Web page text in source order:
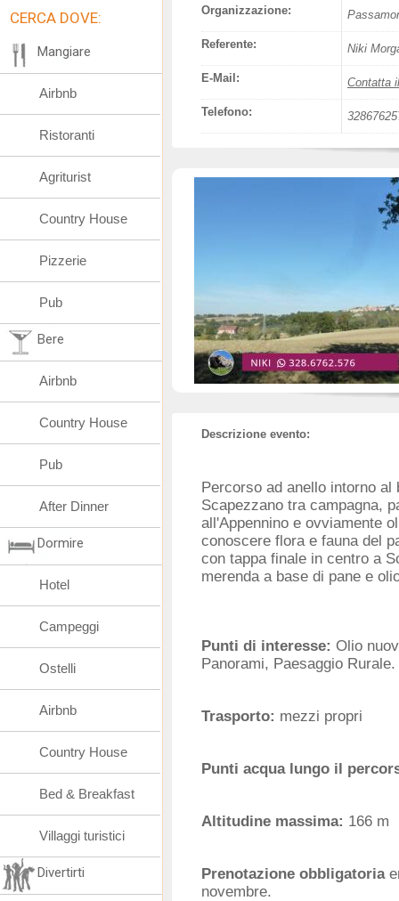
Organizzazione:
Referente: Niki
E-Mail: Contatta
Telefono:
Descrizione evento:
Percorso ad anello intorno al
Scapezzano tra campagna,
all'Appennino e ovviamente
conoscere flora e fauna del
con tappa finale in centro a
merenda a base di pane e
Punti di interesse: Olio
Panorami, Paesaggio Rurale.
Trasporto: mezzi propri
Punti acqua lungo il
Altitudine massima: 166 m
Prenotazione obbligatoria
novembre.
CERCA DOVE:
Mangiare
Airbnb
Ristoranti
Agriturist
Country House
Pizzerie
Pub
Bere
Airbnb
Country House
Pub
After Dinner
Dormire
Hotel
Campeggi
Ostelli
Airbnb
Country House
Bed & Breakfast
Villaggi turistici
Divertirti